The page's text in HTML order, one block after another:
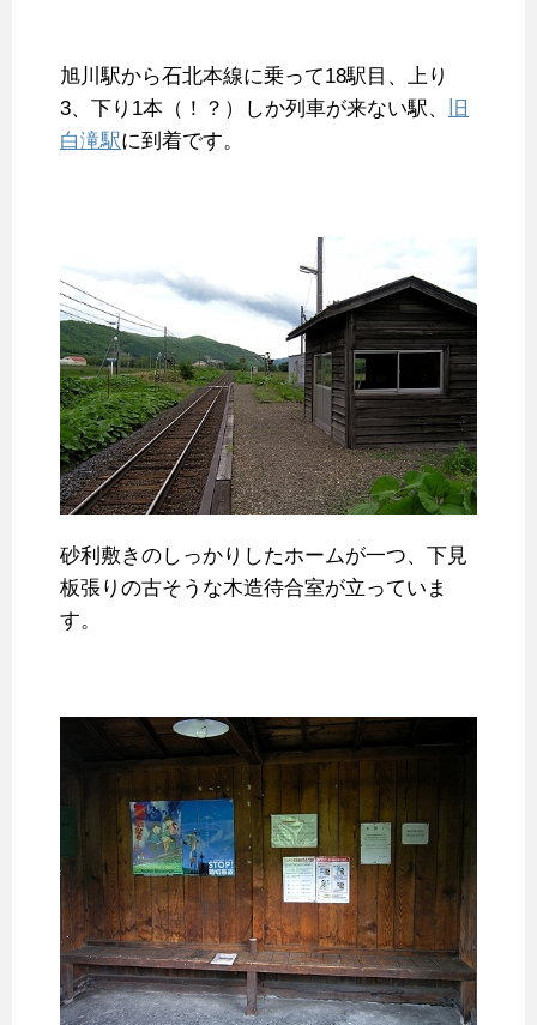
旭川駅から石北本線に乗って18駅目、上り
3、下り1本（！？）しか列車が来ない駅、
旧
白滝駅に到着です。
砂利敷きのしっかりしたホームが一つ、下見
板張りの古そうな木造待合室が立っていま
す。